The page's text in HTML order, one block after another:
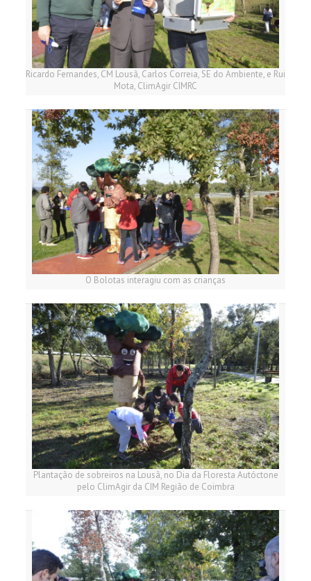
Ricardo Fernandes, CM Lousã, Carlos Correia, SE do Ambiente, e Rui
Mota, ClimAgir CIMRC
O Bolotas interagiu com as crianças
Plantação de sobreiros na Lousã, no Dia da Floresta Autóctone
pelo ClimAgir da CIM Região de Coimbra